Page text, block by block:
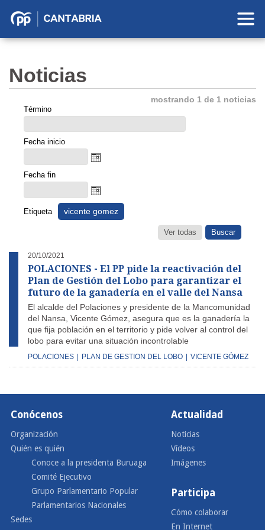
Partido
Cantabria
Noticias
mostrando 1 de 1 noticias
Término
Fecha inicio
Fecha fin
Etiqueta vicente gomez
Ver todas
20/10/2021
POLACIONES - El PP pide la reactivación del
Plan de Gestión del Lobo para garantizar el
futuro de la ganadería en el valle del Nansa
El alcalde del Polaciones y presidente de la Mancomunidad
del Nansa, Vicente Gómez, asegura que es la ganadería la
que fija población en el territorio y pide volver al control del
lobo para evitar una situación incontrolable
POLACIONES PLAN DE GESTION DEL LOBO VICENTE GÓMEZ
Conócenos
Organización
Quién es quién
Conoce a la presidenta Buruaga
Comité Ejecutivo
Grupo Parlamentario Popular
Parlamentarios Nacionales
Sedes
Actualidad
Noticias
Vídeos
Imágenes
Participa
Cómo colaborar
En Internet